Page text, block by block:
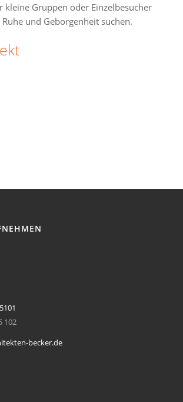
kleine Gruppen oder Einzelbesucher
und Geborgenheit suchen.
102
becker.de